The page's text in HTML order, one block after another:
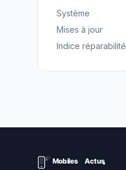
Système
Mises à jour
Indice réparabilité